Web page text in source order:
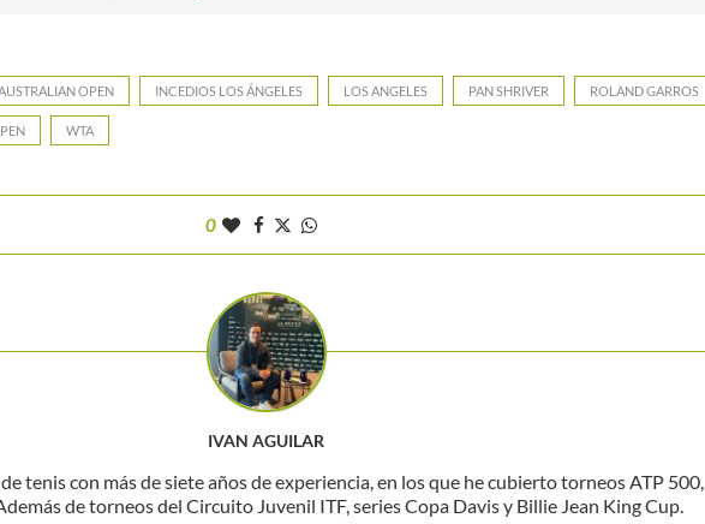
OPEN INCEDIOS LOS ÁNGELES LOS ANGELES PAN SHRIVER ROLAND GARROS
WTA
0
IVAN AGUILAR
tenis con más de siete años de experiencia, en los que he cubierto torneos ATP 500,
de torneos del Circuito Juvenil ITF, series Copa Davis y Billie Jean King Cup.